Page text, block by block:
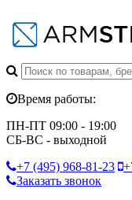
Время работы:
ПН-ПТ 09:00 - 19:00
СБ-ВС - выходной
+7 (495) 968-81-23
Заказать звонок